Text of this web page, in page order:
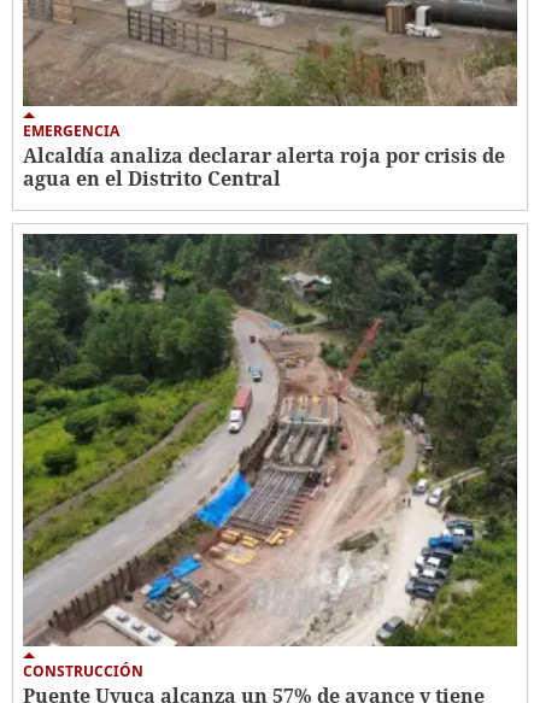
EMERGENCIA
Alcaldía analiza declarar alerta roja por crisis de
agua en el Distrito Central
CONSTRUCCIÓN
Puente Uyuca alcanza un 57% de avance y tiene